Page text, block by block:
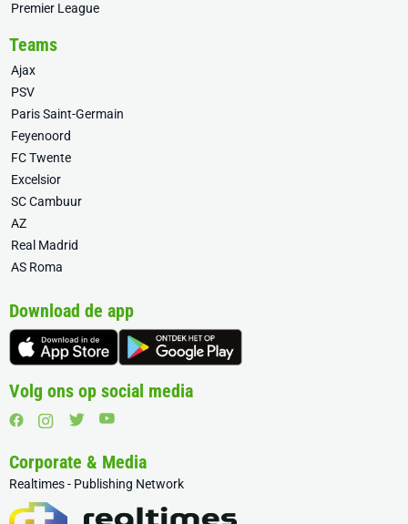
Premier League
Teams
Ajax
PSV
Paris Saint-Germain
Feyenoord
FC Twente
Excelsior
SC Cambuur
AZ
Real Madrid
AS Roma
Download de app
Volg ons op social media
Corporate & Media
Realtimes - Publishing Network